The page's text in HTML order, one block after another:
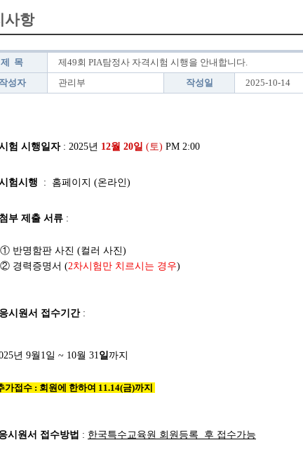
사항
제 목
제49회 PIA탐정사 자격시험 시행을 안내합니다.
작성자
관리부 작성일 2025-10-14
험 시행일자: 2025년 12월 20일 (토) PM 2:00
험시행 : 홈페이지 (온라인)
첨부 제출 서류 :
① 반명함판 사진 (컬러 사진)
② 경력증명서 (2차시험만 치르시는 경우)​
응시원서 접수기간:
년 9월1일 ~ 10월 31 일 까지
가접수 : 회원에 한하여 11.14(금)까지
시원서 접수방법 : 한국특수교육원 회원등록 후 접수가능